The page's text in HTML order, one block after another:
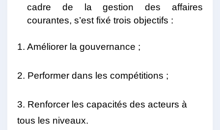
cadre de la gestion des affaires
courantes, s’est fixé trois objectifs :
1. Améliorer la gouvernance ;
2. Performer dans les compétitions ;
3. Renforcer les capacités des acteurs à
tous les niveaux.